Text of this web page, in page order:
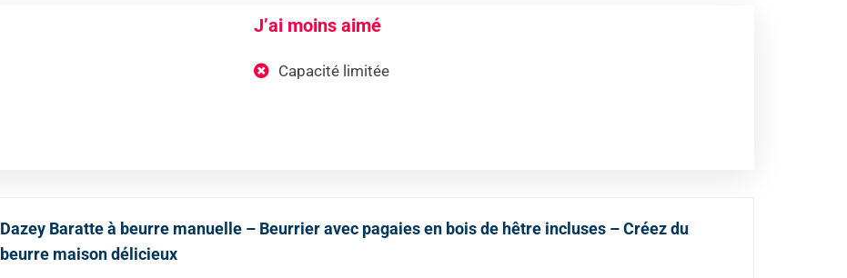
J’ai moins aimé
Capacité limitée
Dazey Baratte à beurre manuelle – Beurrier avec pagaies en bois de hêtre incluses – Créez du
beurre maison délicieux